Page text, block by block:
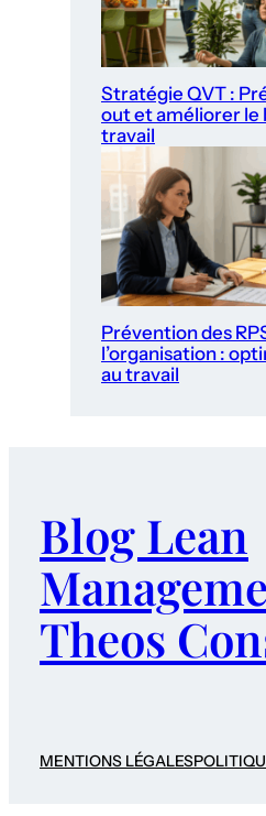
Stratégie QVT :
out et améliorer le
travail
Prévention des
l’organisation :
au travail
Blog Lean
Theos
MENTIONS LÉGALES